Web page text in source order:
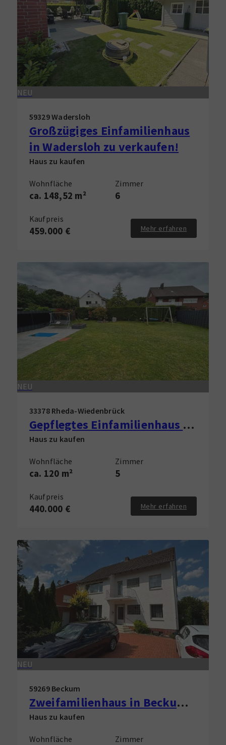
NEU
59329 Wadersloh
Großzügiges Einfamilienhaus
in Wadersloh zu verkaufen!
Haus zu kaufen
Wohnfläche
ca. 148,52 m²
Zimmer
6
Kaufpreis
459.000 € Mehr erfahren
NEU
33378 Rheda-Wiedenbrück
Gepflegtes Einfamilienhaus in Rheda-Wiedenbrück zu verkaufen!
Haus zu kaufen
Wohnfläche
ca. 120 m²
Zimmer
5
Kaufpreis
440.000 € Mehr erfahren
NEU
59269 Beckum
Zweifamilienhaus in Beckum zu verkaufen!
Haus zu kaufen
Wohnfläche Zimmer